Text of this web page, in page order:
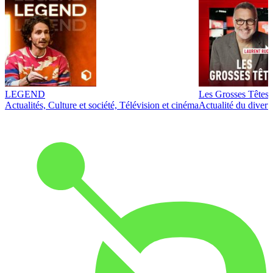
LEGEND
Actualités, Culture et société, Télévision et cinéma
Les Grosses Têtes
Actualité du